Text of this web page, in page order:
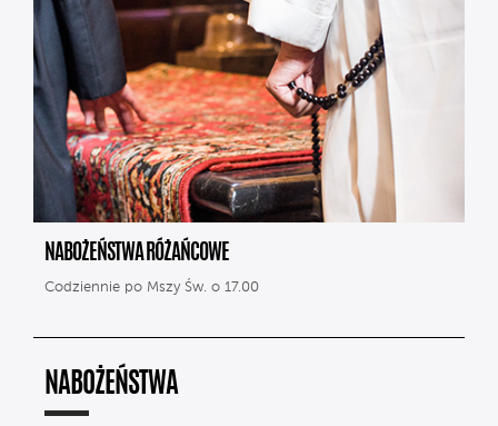
NABOŻEŃSTWA RÓŻAŃCOWE
Codziennie po Mszy Św. o 17.00
NABOŻEŃSTWA